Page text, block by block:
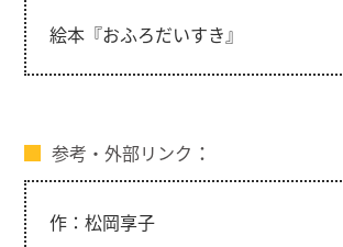
絵本『おふろだいすき』
参考・外部リンク
作：松岡享子